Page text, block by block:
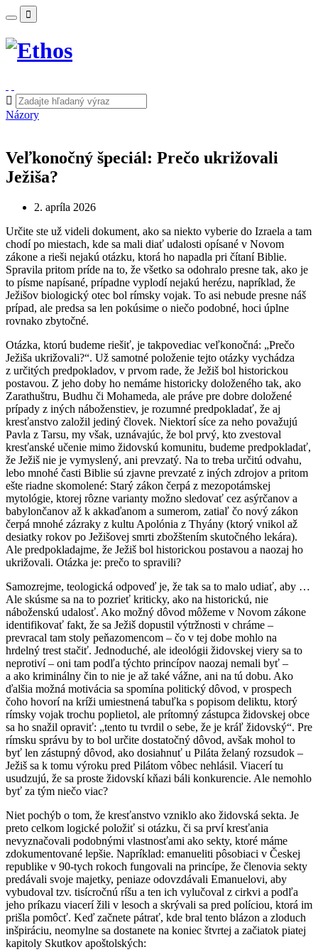
Názory
Veľkonočný špeciál: Prečo ukrižovali
Ježiša?
2. apríla 2026
Určite ste už videli dokument, ako sa niekto vyberie do Izraela a tam
chodí po miestach, kde sa mali diať udalosti opísané v Novom
zákone a rieši nejakú otázku, ktorá ho napadla pri čítaní Biblie.
Spravila pritom príde na to, že všetko sa odohralo presne tak, ako je
to písme napísané, prípadne vyplodí nejakú herézu, napríklad, že
Ježišov biologický otec bol rímsky vojak. To asi nebude presne náš
prípad, ale predsa sa len pokúsime o niečo podobné, hoci úplne
rovnako zbytočné.
Otázka, ktorú budeme riešiť, je takpovediac veľkonočná: „Prečo
Ježiša ukrižovali?“. Už samotné položenie tejto otázky vychádza
z určitých predpokladov, v prvom rade, že Ježiš bol historickou
postavou. Z jeho doby ho nemáme historicky doloženého tak, ako
Zarathuštru, Budhu či Mohameda, ale práve pre dobre doložené
prípady z iných náboženstiev, je rozumné predpokladať, že aj
kresťanstvo založil jediný človek. Niektorí síce za neho považujú
Pavla z Tarsu, my však, uznávajúc, že bol prvý, kto zvestoval
kresťanské učenie mimo židovskú komunitu, budeme predpokladať,
že Ježiš nie je vymyslený, ani prevzatý. Na to treba určitú odvahu,
lebo mnohé časti Biblie sú zjavne prevzaté z iných zdrojov a pritom
ešte riadne skomolené: Starý zákon čerpá z mezopotámskej
mytológie, ktorej rôzne varianty možno sledovať cez asýrčanov a
babylončanov až k akkaďanom a sumerom, zatiaľ čo nový zákon
čerpá mnohé zázraky z kultu Apolónia z Thyány (ktorý vnikol až
desiatky rokov po Ježišovej smrti zbožštením skutočného lekára).
Ale predpokladajme, že Ježiš bol historickou postavou a naozaj ho
ukrižovali. Otázka je: prečo to spravili?
Samozrejme, teologická odpoveď je, že tak sa to malo udiať, aby …
Ale skúsme sa na to pozrieť kriticky, ako na historickú, nie
náboženskú udalosť. Ako možný dôvod môžeme v Novom zákone
identifikovať fakt, že sa Ježiš dopustil výtržnosti v chráme –
prevracal tam stoly peňazomencom – čo v tej dobe mohlo na
hrdelný trest stačiť. Jednoduché, ale ideológii židovskej viery sa to
neprotiví – oni tam podľa týchto princípov naozaj nemali byť –
a ako kriminálny čin to nie je až také vážne, ani na tú dobu. Ako
ďalšia možná motivácia sa spomína politický dôvod, v prospech
čoho hovorí na kríži umiestnená tabuľka s popisom deliktu, ktorý
rímsky vojak trochu poplietol, ale prítomný zástupca židovskej obce
sa ho snažil opraviť: „tento tu tvrdil o sebe, že je kráľ židovský“. Pre
rímsku správu by to bol určite dostatočný dôvod, avšak mohol to
byť len zástupný dôvod, ako dosiahnuť u Piláta želaný rozsudok –
Ježiš sa k tomu výroku pred Pilátom vôbec nehlásil. Viacerí tu
usudzujú, že sa proste židovskí kňazi báli konkurencie. Ale nemohlo
byť za tým niečo viac?
Niet pochýb o tom, že kresťanstvo vzniklo ako židovská sekta. Je
preto celkom logické položiť si otázku, či sa prví kresťania
nevyznačovali podobnými vlastnosťami ako sekty, ktoré máme
zdokumentované lepšie. Napríklad: emanueliti pôsobiaci v Českej
republike v 90-tych rokoch fungovali na princípe, že členovia sekty
predávali svoje majetky, peniaze odovzdávali Emanuelovi, aby
vybudoval tzv. tisícročnú ríšu a ten ich vylučoval z cirkvi a podľa
jeho príkazu viacerí žili v lesoch a skrývali sa pred políciou, ktorá im
prišla pomôcť. Keď začnete pátrať, kde bral tento blázon a zloduch
inšpiráciu, neomylne sa dostanete na koniec štvrtej a začiatok piatej
kapitoly Skutkov apoštolských: